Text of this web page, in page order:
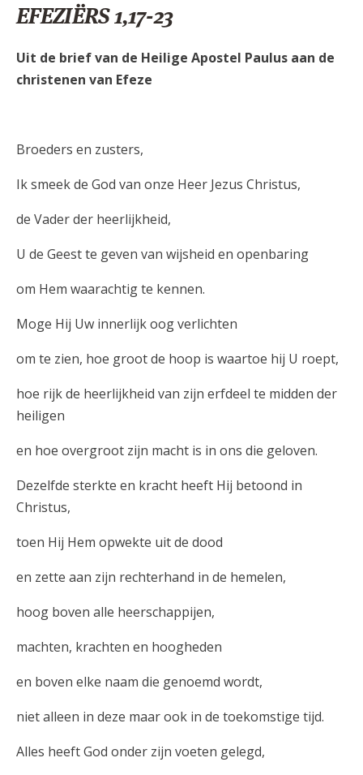
EFEZIËRS 1,17-23
Uit de brief van de Heilige Apostel Paulus aan de
christenen van Efeze
Broeders en zusters,
Ik smeek de God van onze Heer Jezus Christus,
de Vader der heerlijkheid,
U de Geest te geven van wijsheid en openbaring
om Hem waarachtig te kennen.
Moge Hij Uw innerlijk oog verlichten
om te zien, hoe groot de hoop is waartoe hij U roept,
hoe rijk de heerlijkheid van zijn erfdeel te midden der
heiligen
en hoe overgroot zijn macht is in ons die geloven.
Dezelfde sterkte en kracht heeft Hij betoond in
Christus,
toen Hij Hem opwekte uit de dood
en zette aan zijn rechterhand in de hemelen,
hoog boven alle heerschappijen,
machten, krachten en hoogheden
en boven elke naam die genoemd wordt,
niet alleen in deze maar ook in de toekomstige tijd.
Alles heeft God onder zijn voeten gelegd,